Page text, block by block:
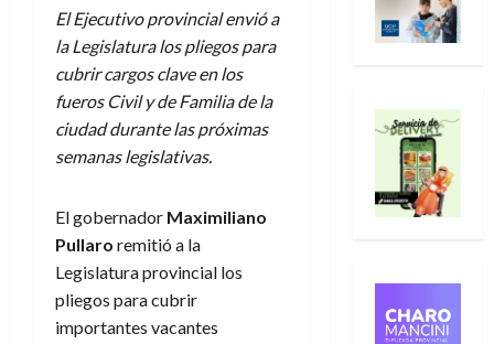
El Ejecutivo provincial envió a
la Legislatura los pliegos para
cubrir cargos clave en los
fueros Civil y de Familia de la
ciudad durante las próximas
semanas legislativas.
El gobernador Maximiliano
Pullaro remitió a la
Legislatura provincial los
pliegos para cubrir
importantes vacantes